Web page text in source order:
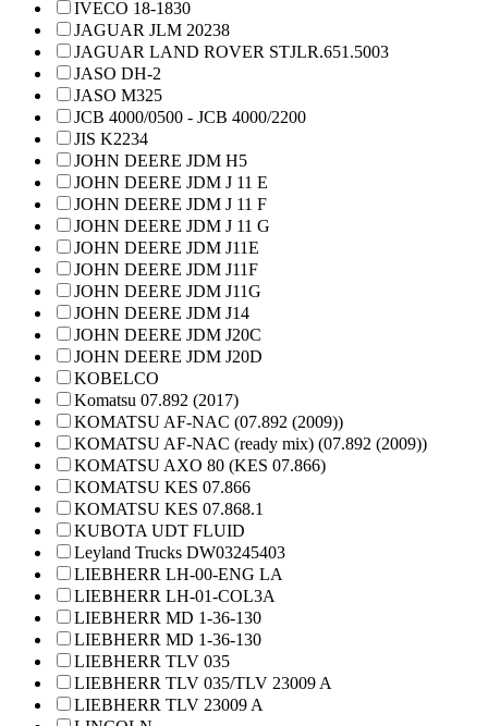
IVECO 18-1830
JAGUAR JLM 20238
JAGUAR LAND ROVER STJLR.651.5003
JASO DH-2
JASO M325
JCB 4000/0500 - JCB 4000/2200
JIS K2234
JOHN DEERE JDM H5
JOHN DEERE JDM J 11 E
JOHN DEERE JDM J 11 F
JOHN DEERE JDM J 11 G
JOHN DEERE JDM J11E
JOHN DEERE JDM J11F
JOHN DEERE JDM J11G
JOHN DEERE JDM J14
JOHN DEERE JDM J20C
JOHN DEERE JDM J20D
KOBELCO
Komatsu 07.892 (2017)
KOMATSU AF-NAC (07.892 (2009))
KOMATSU AF-NAC (ready mix) (07.892 (2009))
KOMATSU AXO 80 (KES 07.866)
KOMATSU KES 07.866
KOMATSU KES 07.868.1
KUBOTA UDT FLUID
Leyland Trucks DW03245403
LIEBHERR LH-00-ENG LA
LIEBHERR LH-01-COL3A
LIEBHERR MD 1-36-130
LIEBHERR MD 1-36-130
LIEBHERR TLV 035
LIEBHERR TLV 035/TLV 23009 A
LIEBHERR TLV 23009 A